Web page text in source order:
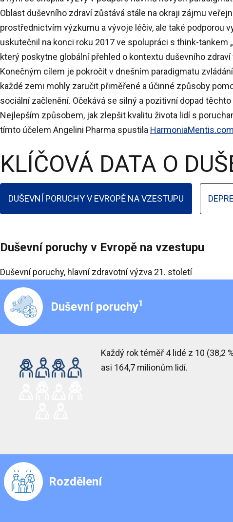
Oblast duševního zdraví zůstává stále na okraji zájmu
prostřednictvím výzkumu a vývoje léčiv, ale také podporou
uskutečnil na konci roku 2017 ve spolupráci s think-tankem
který poskytne globální přehled o kontextu duševního
Konečným cílem je pokročit v dnešním paradigmatu
každé zemi mohly zaručit přiměřené a účinné způsoby
sociální začlenění. Očekává se silný a pozitivní dopad těchto
Nejlepším způsobem, jak zlepšit kvalitu života lidí s
tímto účelem Angelini Pharma spustila HarmoniaMentis.com
KLÍČOVÁ DATA O
DUŠEVNÍ PORUCHY V EVROPĚ NA VZESTUPU
Duševní poruchy v Evropě na vzestupu
Duševní poruchy, hlavní zdravotní výzva 21. století
Duševní poruchy1
Každý rok téměř 4 lidé z 10 (38,2
asi 164,7 milionům lidí.
Rozdělení